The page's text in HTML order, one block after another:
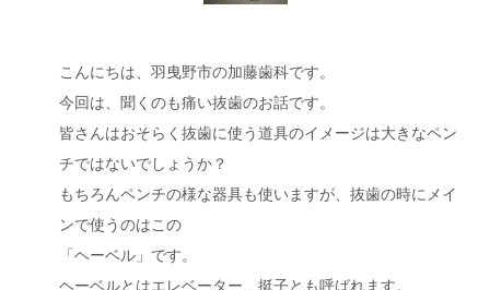
こんにちは、羽曳野市の加藤歯科です。
今回は、聞くのも痛い抜歯のお話です。
皆さんはおそらく抜歯に使う道具のイメージは大きなペン
チではないでしょうか？
もちろんペンチの様な器具も使いますが、抜歯の時にメイ
ンで使うのはこの
「ヘーベル」です。
ヘーベルとはエレベーター、挺子とも呼ばれます。